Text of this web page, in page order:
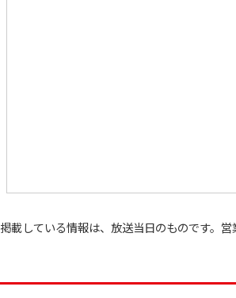
掲載している情報は、放送当日のものです。